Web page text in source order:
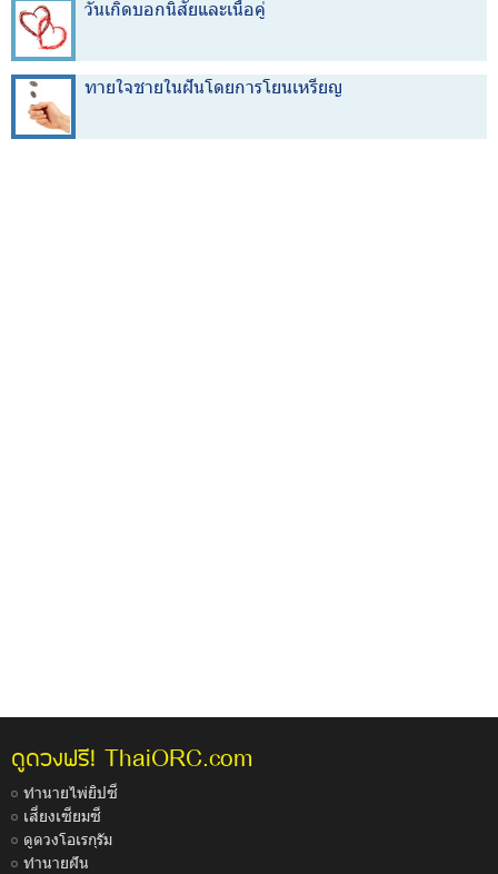
วันเกิดบอกนิสัยและเนื้อคู่
ทายใจชายในฝันโดยการโยนเหรียญ
ดูดวงฟรี! ThaiORC.com
ทำนายไพ่ยิปซี
เสี่ยงเซียมซี
ดูดวงโอเรกุรัม
ทำนายฝัน